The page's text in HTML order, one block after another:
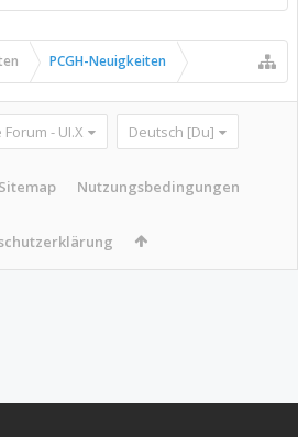
PCGH-Neuigkeiten
- UI.X Deutsch [Du]
Sitemap Nutzungsbedingungen